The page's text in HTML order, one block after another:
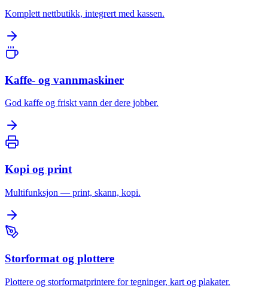
Komplett nettbutikk, integrert med kassen.
Kaffe- og vannmaskiner
God kaffe og friskt vann der dere jobber.
Kopi og print
Multifunksjon — print, skann, kopi.
Storformat og plottere
Plottere og storformatprintere for tegninger, kart og plakater.